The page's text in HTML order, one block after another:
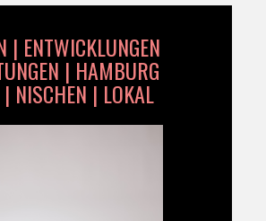
| ENTWICKLUNGEN
| HAMBURG
| NISCHEN | LOKAL